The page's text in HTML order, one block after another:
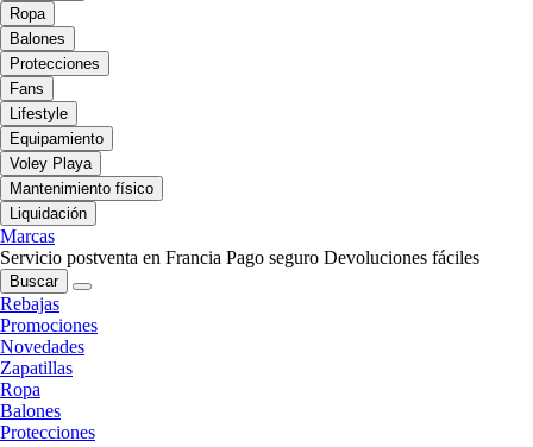
Ropa
Balones
Protecciones
Fans
Lifestyle
Equipamiento
Voley Playa
Mantenimiento físico
Liquidación
Marcas
Servicio postventa en Francia Pago seguro Devoluciones fáciles
Buscar
Rebajas
Promociones
Novedades
Zapatillas
Ropa
Balones
Protecciones